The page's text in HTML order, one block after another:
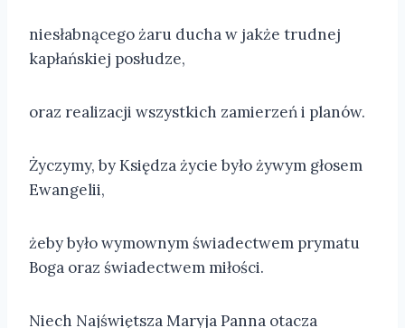
niesłabnącego żaru ducha w jakże trudnej
kapłańskiej posłudze,
oraz realizacji wszystkich zamierzeń i planów.
Życzymy, by Księdza życie było żywym głosem
Ewangelii,
żeby było wymownym świadectwem prymatu
Boga oraz świadectwem miłości.
Niech Najświętsza Maryja Panna otacza